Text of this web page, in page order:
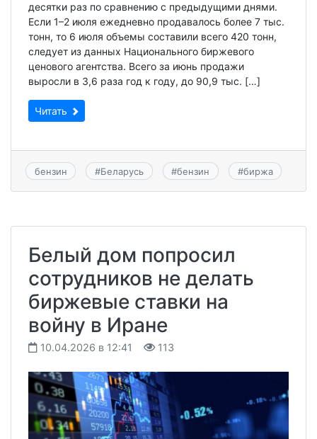
десятки раз по сравнению с предыдущими днями.
Если 1–2 июля ежедневно продавалось более 7 тыс.
тонн, то 6 июля объемы составили всего 420 тонн,
следует из данных Национального биржевого
ценового агентства. Всего за июнь продажи
выросли в 3,6 раза год к году, до 90,9 тыс. […]
Читать
бензин #Беларусь #бензин #биржа
Белый дом попросил
сотрудников не делать
биржевые ставки на
войну в Иране
10.04.2026 в 12:41 113